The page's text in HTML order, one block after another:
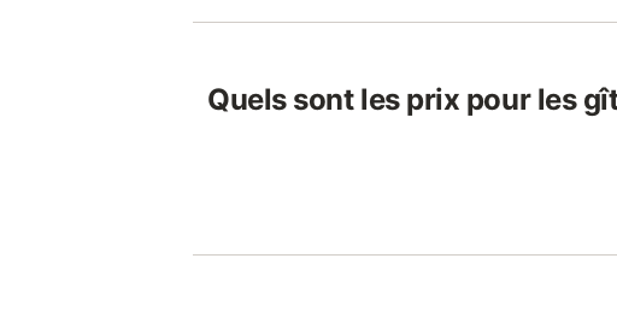
Quels sont les prix pour les